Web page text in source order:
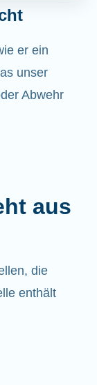
er ein
unser
Abwehr
aus
die
enthält